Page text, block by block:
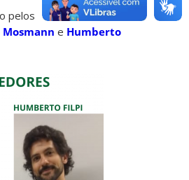
pelos
e Humberto